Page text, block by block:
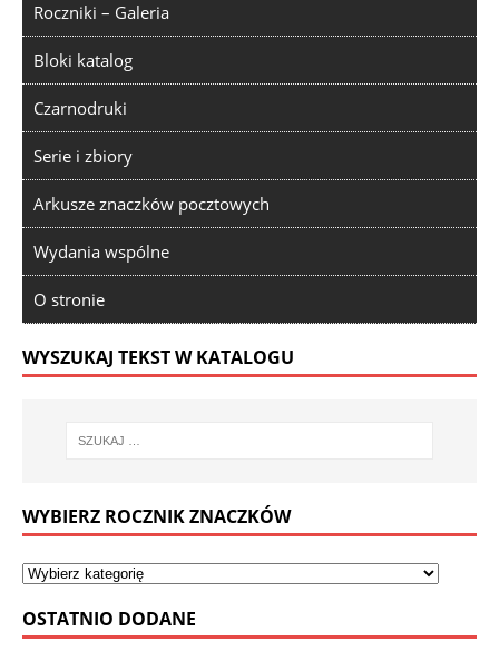
Roczniki – Galeria
Bloki katalog
Czarnodruki
Serie i zbiory
Arkusze znaczków pocztowych
Wydania wspólne
O stronie
WYSZUKAJ TEKST W KATALOGU
WYBIERZ ROCZNIK ZNACZKÓW
OSTATNIO DODANE